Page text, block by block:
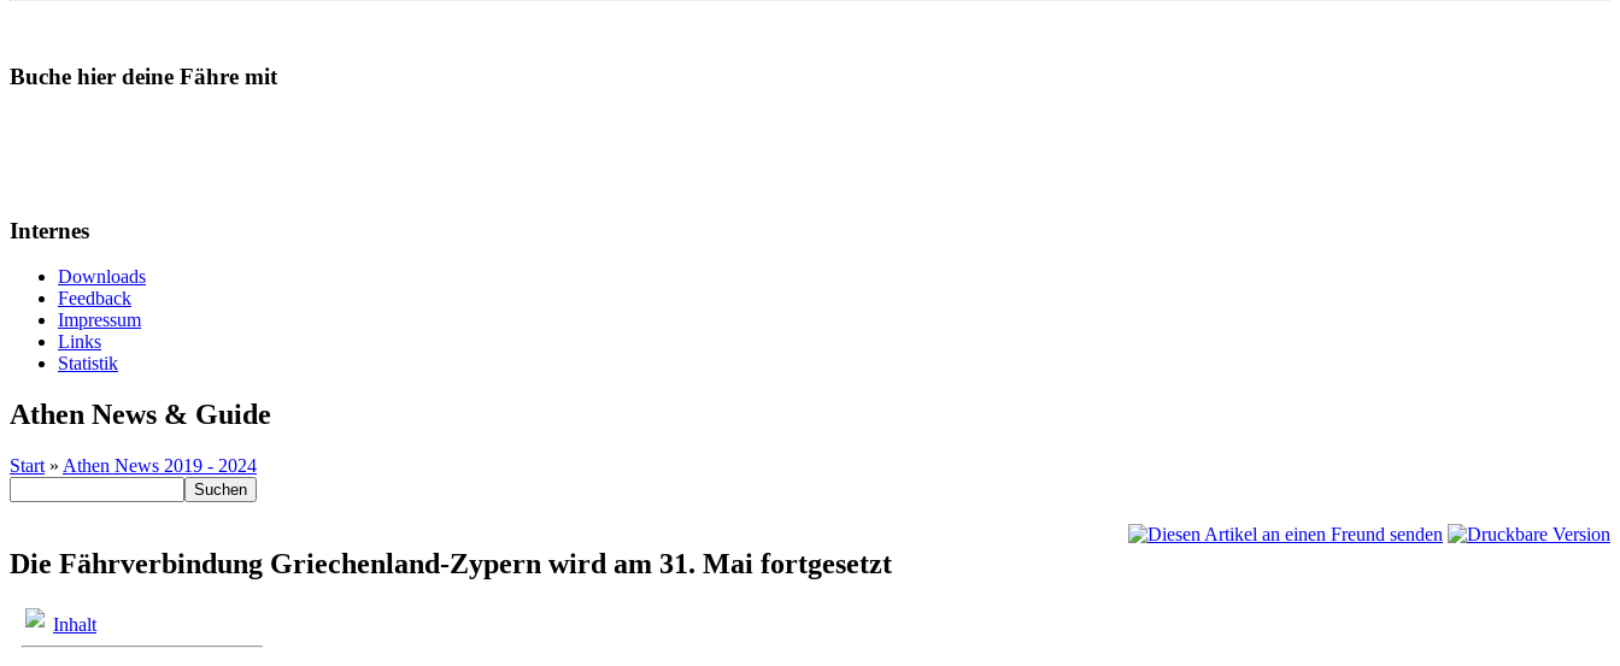
Buche hier deine Fähre mit
Internes
Downloads
Feedback
Impressum
Links
Statistik
Athen News & Guide
Start » Athen News 2019 - 2024
Die Fährverbindung Griechenland-Zypern wird am 31. Mai fortgesetzt
Inhalt